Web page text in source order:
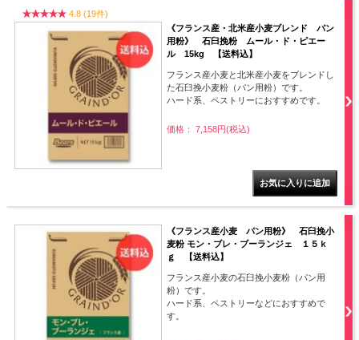
4.8 (19件)
《フランス産・北米産小麦ブレンド パン
用粉》 石臼挽粉 ムール・ド・ピエー
ル 15kg 【送料込】
フランス産小麦と北米産小麦をブレンドし
た石臼挽小麦粉（パン用粉）です。
ハード系、ペストリーにおすすめです。
価格： 7,158円(税込)
《フランス産小麦 パン用粉》 石臼挽小
麦粉 モン・ブレ・ブーランジェ １５ｋ
ｇ 【送料込】
フランス産小麦の石臼挽小麦粉（パン用
粉）です。
ハード系、ペストリーなどにおすすめで
す。